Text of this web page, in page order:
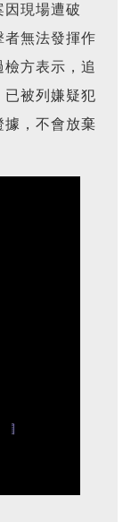
現場遭破
者無法發揮作
方表示，追
已被列嫌疑犯
據，不會放棄